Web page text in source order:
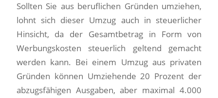
Sollten Sie aus beruflichen Gründen umziehen,
lohnt sich dieser Umzug auch in steuerlicher
Hinsicht, da der Gesamtbetrag in Form von
Werbungskosten steuerlich geltend gemacht
werden kann. Bei einem Umzug aus privaten
Gründen können Umziehende 20 Prozent der
abzugsfähigen Ausgaben, aber maximal 4.000